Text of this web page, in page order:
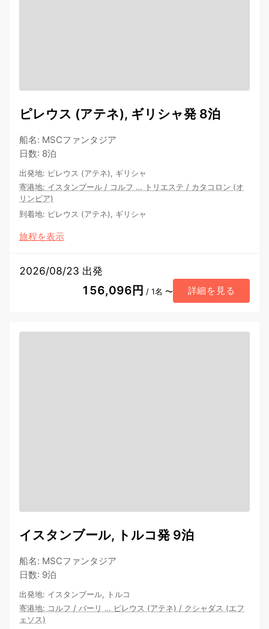
ピレウス (アテネ), ギリシャ発 8泊
船名: MSCファンタジア
日数: 8泊
出発地: ピレウス (アテネ), ギリシャ
寄港地: イスタンブール / コルフ … トリエステ / カタコロン (オ
リンピア)
到着地: ピレウス (アテネ), ギリシャ
旅程を表示
2026/08/23 出発
156,096円 / 1名 〜 詳細を見る
イスタンブール, トルコ発 9泊
船名: MSCファンタジア
日数: 9泊
出発地: イスタンブール, トルコ
寄港地: コルフ / バーリ … ピレウス (アテネ) / クシャダス (エフ
ェソス)